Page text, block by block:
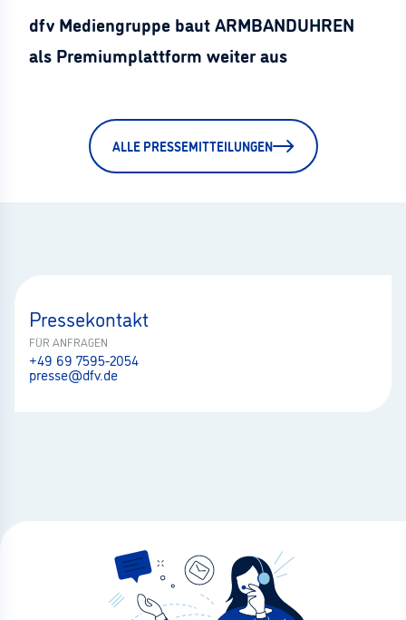
dfv Mediengruppe baut ARMBANDUHREN
als Premiumplattform weiter aus
ALLE PRESSEMITTEILUNGEN
Pressekontakt
FÜR ANFRAGEN
+49 69 7595-2054
presse@dfv.de